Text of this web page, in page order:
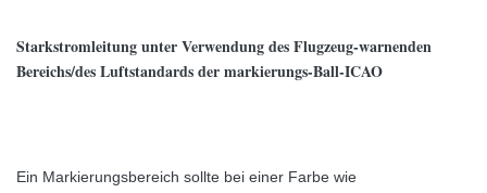
Starkstromleitung unter Verwendung des Flugzeug-warnenden
Bereichs/des Luftstandards der markierungs-Ball-ICAO
Ein Markierungsbereich sollte bei einer Farbe wie